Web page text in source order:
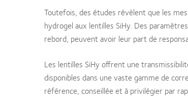
Toutefois, des études révèlent que les
hydrogel aux lentilles SiHy. Des
rebord, peuvent avoir leur part de
Les lentilles SiHy offrent une
disponibles dans une vaste gamme de
référence, conseillée et à privilégier par